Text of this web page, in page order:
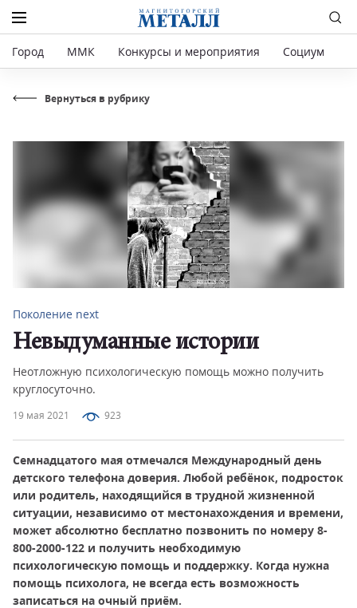
Город ММК Конкурсы и мероприятия Социум
Вернуться в рубрику
19 мая 2021 923
Поколение next
Невыдуманные истории
Неотложную психологическую помощь можно получить
круглосуточно.
Семнадцатого мая отмечался Международный день
детского телефона доверия. Любой ребёнок, подросток
или родитель, находящийся в трудной жизненной
ситуации, независимо от местонахождения и времени,
может абсолютно бесплатно позвонить по номеру 8-
800-2000-122 и получить необходимую
психологическую помощь и поддержку. Когда нужна
помощь психолога, не всегда есть возможность
записаться на очный приём.